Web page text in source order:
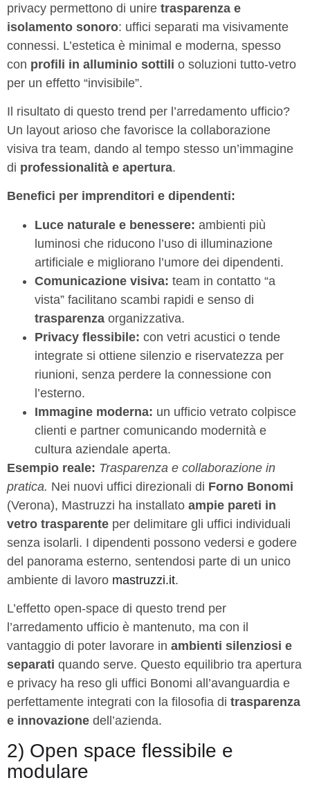
privacy permettono di unire trasparenza e
isolamento sonoro: uffici separati ma visivamente
connessi. L’estetica è minimal e moderna, spesso
con profili in alluminio sottili o soluzioni tutto-vetro
per un effetto “invisibile”.
Il risultato di questo trend per l’arredamento ufficio?
Un layout arioso che favorisce la collaborazione
visiva tra team, dando al tempo stesso un’immagine
di professionalità e apertura.
Benefici per imprenditori e dipendenti:
Luce naturale e benessere: ambienti più
luminosi che riducono l’uso di illuminazione
artificiale e migliorano l’umore dei dipendenti.
Comunicazione visiva: team in contatto “a
vista” facilitano scambi rapidi e senso di
trasparenza organizzativa.
Privacy flessibile: con vetri acustici o tende
integrate si ottiene silenzio e riservatezza per
riunioni, senza perdere la connessione con
l’esterno.
Immagine moderna: un ufficio vetrato colpisce
clienti e partner comunicando modernità e
cultura aziendale aperta.
Esempio reale: Trasparenza e collaborazione in
pratica. Nei nuovi uffici direzionali di Forno Bonomi
(Verona), Mastruzzi ha installato ampie pareti in
vetro trasparente per delimitare gli uffici individuali
senza isolarli. I dipendenti possono vedersi e godere
del panorama esterno, sentendosi parte di un unico
ambiente di lavoro mastruzzi.it.
L’effetto open-space di questo trend per
l’arredamento ufficio è mantenuto, ma con il
vantaggio di poter lavorare in ambienti silenziosi e
separati quando serve. Questo equilibrio tra apertura
e privacy ha reso gli uffici Bonomi all’avanguardia e
perfettamente integrati con la filosofia di trasparenza
e innovazione dell’azienda.
2) Open space flessibile e
modulare